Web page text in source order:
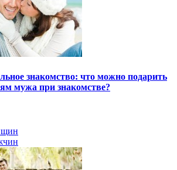
знакомство: что можно подарить
мужа при знакомстве?